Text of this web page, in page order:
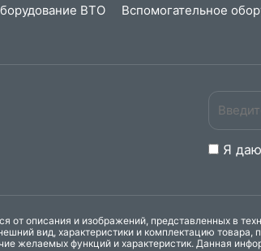
ВТО
Вспомогательное
Я даю
от описания и изображений, представленных в
вид, характеристики и комплектацию товара,
желаемых функций и характеристик. Данная